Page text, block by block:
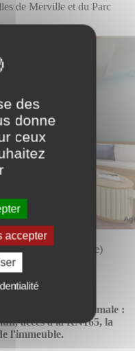
des
donne
ceux
accepter
de Merville et du Parc
et intérieure)
accessibilité optimale :
accès à la RN165, la
l'immeuble.